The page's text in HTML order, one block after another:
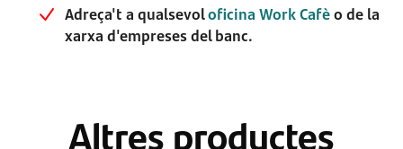
Adreça't a qualsevoloficina Work Cafèo de la
xarxa d'empreses del banc.
Altres productes